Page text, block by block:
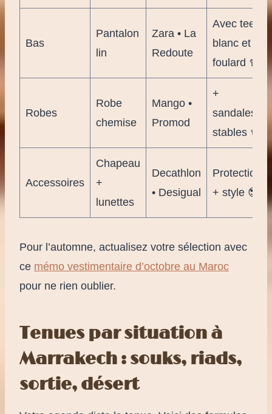
Bas
Pantalon
lin
Zara • La
Redoute
Avec tee
blanc et
foulard 🧣
Robes
Robe
chemise
Mango •
Promod
+
sandales
stables 👡
Accessoires
Chapeau
+
lunettes
Decathlon
• Desigual
Protection
+ style 😎
Pour l’automne, actualisez votre sélection avec
ce mémo vestimentaire d’octobre au Maroc
pour ne rien oublier.
Tenues par situation à
Marrakech : souks, riads,
sortie, désert